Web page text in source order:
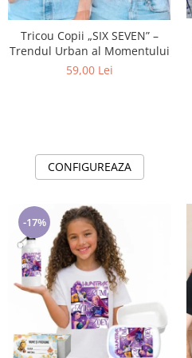
Lenjerii de pat pentru copii
Cadouri Cuplu
Fashion
Pijamale de CRACIUN
Pijamale
WINTER Collection
Incaltaminte
Seturi elegante femei
Umbrele
Pijamale de copii
Pijamale BIG SIZE femei
Cadouri ocazii speciale
Tricouri de craciun
Tricou Copii „SIX SEVEN” –
Trendul Urban al Momentului
59,00 Lei
CONFIGUREAZA
-17%